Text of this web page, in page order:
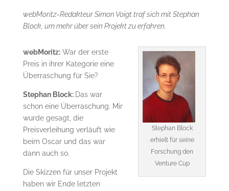
webMoritz-Redakteur Simon Voigt traf sich mit Stephan
Block, um mehr über sein Projekt zu erfahren.
Stephan Block
erhielt für seine
Forschung den
Venture Cup
webMoritz:War der erste
Preis in ihrer Kategorie eine
Überraschung für Sie?
Stephan Block: Das war
schon eine Überraschung. Mir
wurde gesagt, die
Preisverleihung verläuft wie
beim Oscar und das war
dann auch so.
Die Skizzen für unser Projekt
haben wir Ende letzten